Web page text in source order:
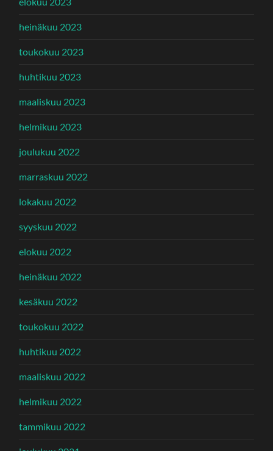
heinäkuu 2023
toukokuu 2023
huhtikuu 2023
maaliskuu 2023
helmikuu 2023
joulukuu 2022
marraskuu 2022
lokakuu 2022
syyskuu 2022
elokuu 2022
heinäkuu 2022
kesäkuu 2022
toukokuu 2022
huhtikuu 2022
maaliskuu 2022
helmikuu 2022
tammikuu 2022